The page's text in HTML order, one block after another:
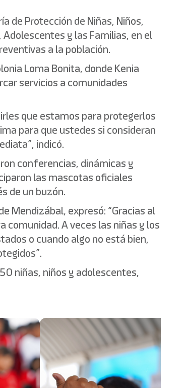
de Protección de Niñas, Niños,
y las Familias, en el
a la población.
Loma Bonita, donde Kenia
servicios a comunidades
que estamos para protegerlos
para que ustedes si consideran
indicó.
conferencias, dinámicas y
las mascotas oficiales
de un buzón.
Mendizábal, expresó: “Gracias al
A veces las niñas y los
o cuando algo no está bien,
niñas, niños y adolescentes,